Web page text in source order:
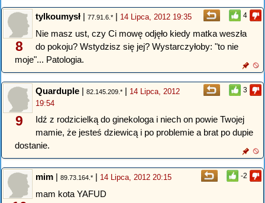
4
8
tylkoumysł | 77.91.6.* | 14 Lipca, 2012 19:35
Nie masz ust, czy Ci mowę odjęło kiedy matka weszła
do pokoju? Wstydzisz się jej? Wystarczyłoby: "to nie
moje"... Patologia.
3
9
Quarduple | 82.145.209.* | 14 Lipca, 2012
19:54
Idź z rodzicielką do ginekologa i niech on powie Twojej
mamie, że jesteś dziewicą i po problemie a brat po dupie
dostanie.
-2
mim | 89.73.164.* | 14 Lipca, 2012 20:15
mam kota YAFUD